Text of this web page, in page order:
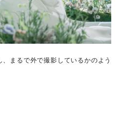
まるで外で撮影しているかのよう